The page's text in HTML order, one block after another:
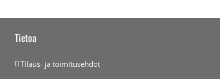
Tietoa
Tilaus- ja toimitusehdot